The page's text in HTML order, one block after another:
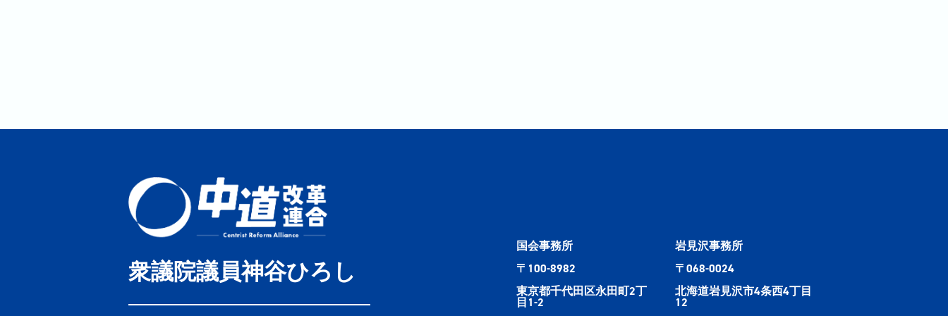
衆議院議員神谷ひろし
国会事務所
〒100-8982
東京都千代田区永田町2丁
目1-2
岩見沢事務所
〒068-0024
北海道岩見沢市4条西4丁目
12